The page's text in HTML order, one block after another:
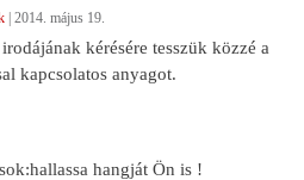
2014. május 19.
kérésére tesszük közzé a
kapcsolatos anyagot.
hangját Ön is !